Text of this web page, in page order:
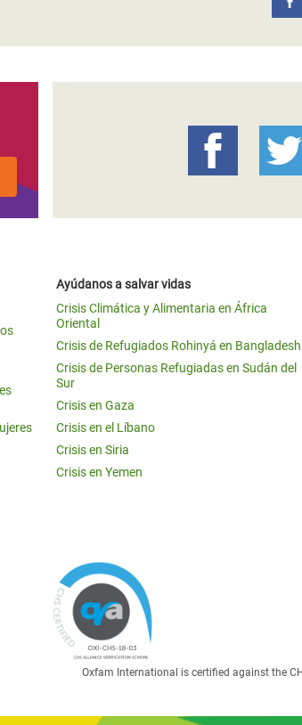
Ayúdanos a salvar vidas
Crisis Climática y Alimentaria en África
Oriental
Crisis de Refugiados Rohinyá en Bangladesh
Crisis de Personas Refugiadas en Sudán del
Sur
Crisis en Gaza
Crisis en el Líbano
Crisis en Siria
Crisis en Yemen
Oxfam International is certified against the